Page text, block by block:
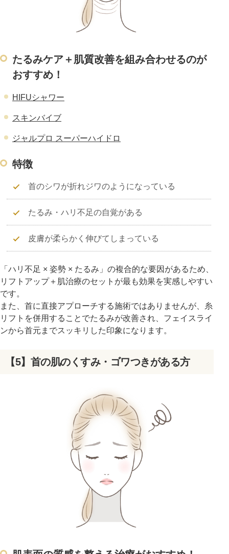
たるみケア＋肌質改善を組み合わせるのが
おすすめ！
HIFUシャワー
スキンバイブ
ジャルプロ スーパーハイドロ
特徴
首のシワが折れジワのようになっている
たるみ・ハリ不足の自覚がある
皮膚が柔らかく伸びてしまっている
「ハリ不足 × 姿勢 × たるみ」の複合的な要因があるため、
リフトアップ＋肌治療のセットが最も効果を実感しやすい
です。
また、首に直接アプローチする施術ではありませんが、糸
リフトを併用することでたるみが改善され、フェイスライ
ンから首元までスッキリした印象になります。
【5】首の肌のくすみ・ゴワつきがある方